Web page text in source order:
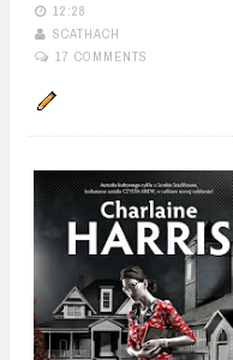
12:28
SCATHACH
17 COMMENTS